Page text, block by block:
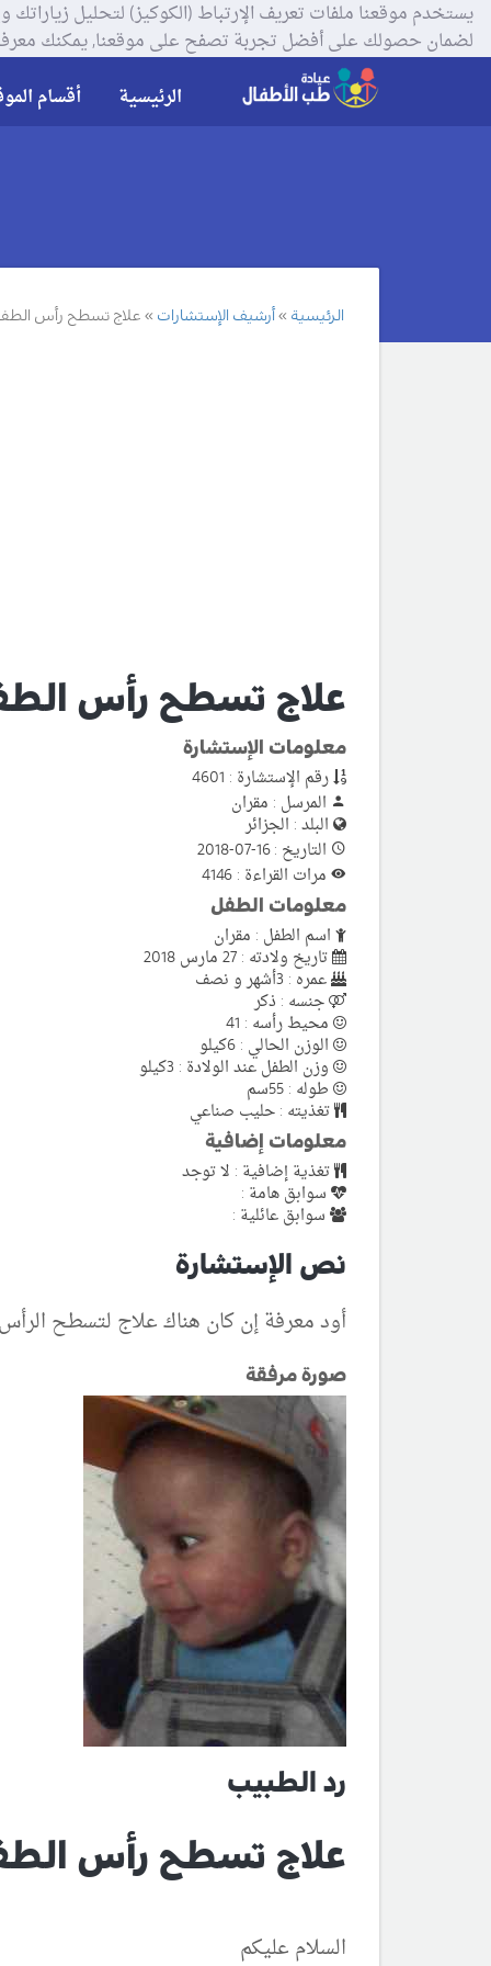
لضمان حصولك على أفضل تجربة تصفح على موقعنا, يمكنك
الرئيسية
أقسام
الرئيسية أرشيف الإستشارات علاج تسطح رأس
علاج تسطح رأس
معلومات الإستشارة
رقم الإستشارة : 4601
المرسل : مقران
البلد : الجزائر
التاريخ : 16-07-2018
مرات القراءة : 4146
معلومات الطفل
اسم الطفل : مقران
تاريخ ولادته : 27 مارس 2018
عمره : 3أشهر و نصف
جنسه : ذكر
محيط رأسه : 41
الوزن الحالي : 6كيلو
وزن الطفل عند الولادة : 3كيلو
طوله : 55سم
تغذيته : حليب صناعي
معلومات إضافية
تغذية إضافية : لا توجد
سوابق هامة :
سوابق عائلية :
نص الإستشارة
أود معرفة إن كان هناك علاج لتسطح
صورة مرفقة
رد الطبيب
علاج تسطح رأس
السلام عليكم